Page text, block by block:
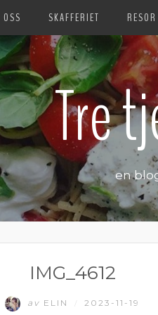
SKAFFERIET RESOR
Tre
en
IMG_4612
av ELIN 2023-11-19